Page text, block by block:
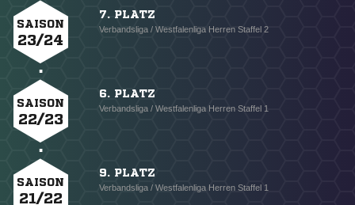
SAISON
23/24
7. PLATZ
Verbandsliga / Westfalenliga Herren Staffel 2
SAISON
22/23
6. PLATZ
Verbandsliga / Westfalenliga Herren Staffel 1
SAISON
21/22
9. PLATZ
Verbandsliga / Westfalenliga Herren Staffel 1